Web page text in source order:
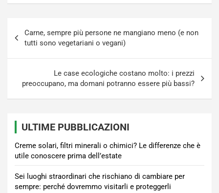
articoli
Carne, sempre più persone ne mangiano meno (e non
tutti sono vegetariani o vegani)
Le case ecologiche costano molto: i prezzi
preoccupano, ma domani potranno essere più bassi?
ULTIME PUBBLICAZIONI
Creme solari, filtri minerali o chimici? Le differenze che è
utile conoscere prima dell’estate
Sei luoghi straordinari che rischiano di cambiare per
sempre: perché dovremmo visitarli e proteggerli